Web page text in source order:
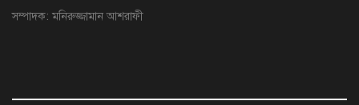
সম্পাদক: মনিরুজ্জামান আশরাফী